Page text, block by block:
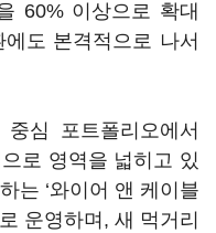
60% 이상으로 확대
도 본격적으로 나서
심 포트폴리오에서
로 영역을 넓히고 있
는 ‘와이어 앤 케이블
운영하며, 새 먹거리